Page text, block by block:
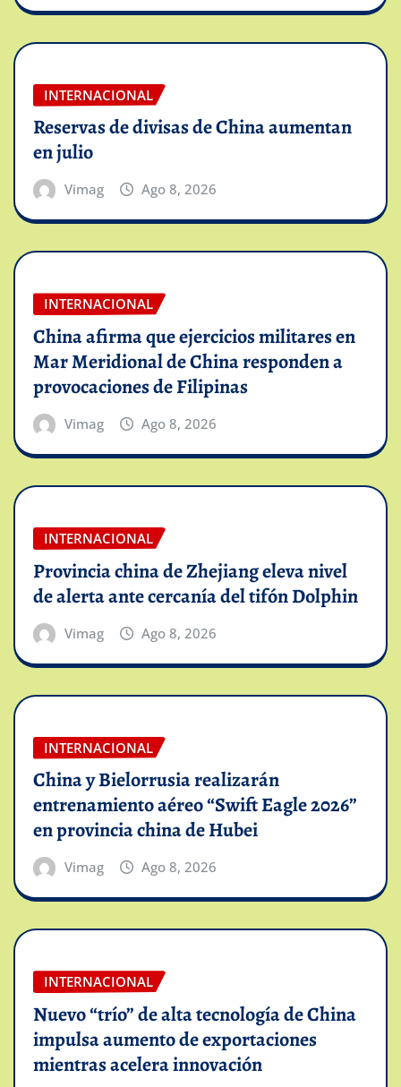
INTERNACIONAL
Reservas de divisas de China aumentan
en julio
Vimag Ago 8, 2026
INTERNACIONAL
China afirma que ejercicios militares en
Mar Meridional de China responden a
provocaciones de Filipinas
Vimag Ago 8, 2026
INTERNACIONAL
Provincia china de Zhejiang eleva nivel
de alerta ante cercanía del tifón Dolphin
Vimag Ago 8, 2026
INTERNACIONAL
China y Bielorrusia realizarán
entrenamiento aéreo “Swift Eagle 2026”
en provincia china de Hubei
Vimag Ago 8, 2026
INTERNACIONAL
Nuevo “trío” de alta tecnología de China
impulsa aumento de exportaciones
mientras acelera innovación